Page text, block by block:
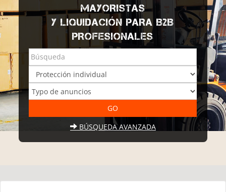
MAYORISTAS
Y LIQUIDACIÓN PARA B2B
PROFESIONALES
BÚSQUEDA AVANZADA